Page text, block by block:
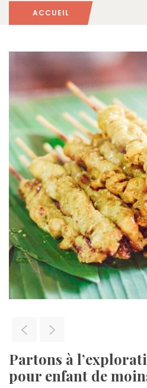
ACCUEIL
Partons à
pour enfant de